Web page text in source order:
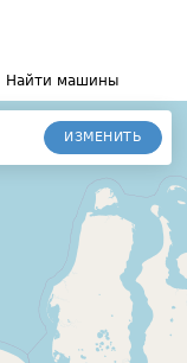
Найти машины
ИЗМЕНИТЬ